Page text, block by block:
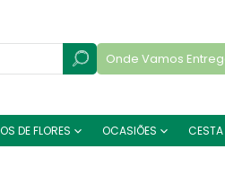
Onde Vamos
DE FLORES OCASIÕES CESTA